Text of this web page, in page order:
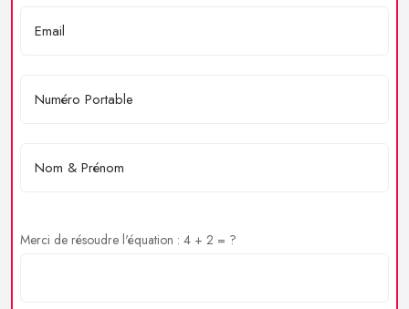
Merci de résoudre l'équation : 4 + 2 = ?